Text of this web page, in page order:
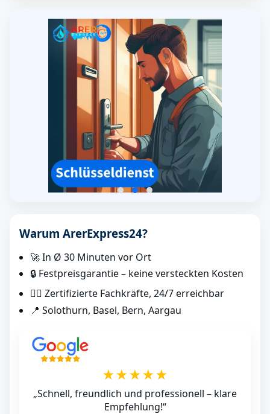
Warum ArerExpress24?
🚀 In Ø 30 Minuten vor Ort
🔒 Festpreisgarantie – keine versteckten Kosten
👷‍♂️ Zertifizierte Fachkräfte, 24/7 erreichbar
📍 Solothurn, Basel, Bern, Aargau
★★★★★
„Schnell, freundlich und professionell – klare
Empfehlung!“